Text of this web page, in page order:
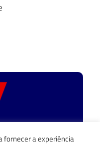
fornecer a experiência